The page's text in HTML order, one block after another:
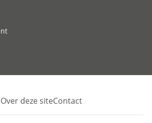
Footer
Over deze siteContact